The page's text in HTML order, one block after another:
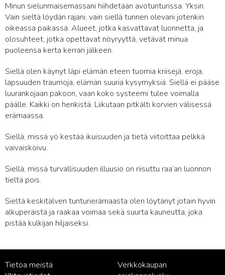
Minun sielunmaisemassani hiihdetään avotunturissa. Yksin.
Vain sieltä löydän rajani, vain siellä tunnen olevani jotenkin
oikeassa paikassa. Alueet, jotka kasvattavat luonnetta, ja
olosuhteet, jotka opettavat nöyryyttä, vetävät minua
puoleensa kerta kerran jälkeen.
Siellä olen käynyt läpi elämän eteen tuomia kriisejä, eroja,
lapsuuden traumoja, elämän suuria kysymyksiä. Siellä ei pääse
luurankojaan pakoon, vaan koko systeemi tulee voimalla
päälle. Kaikki on henkistä. Liikutaan pitkälti korvien välisessä
erämaassa.
Siellä, missä yö kestää ikuisuuden ja tietä viitoittaa pelkkä
vaivaiskoivu.
Siellä, missä turvallisuuden illuusio on riisuttu raa’an luonnon
tieltä pois.
Sieltä keskitalven tunturierämaasta olen löytänyt jotain hyvin
alkuperäistä ja raakaa voimaa sekä suurta kauneutta, joka
pistää kulkijan hiljaiseksi.
Tietoa meistä
Verkkokaupan